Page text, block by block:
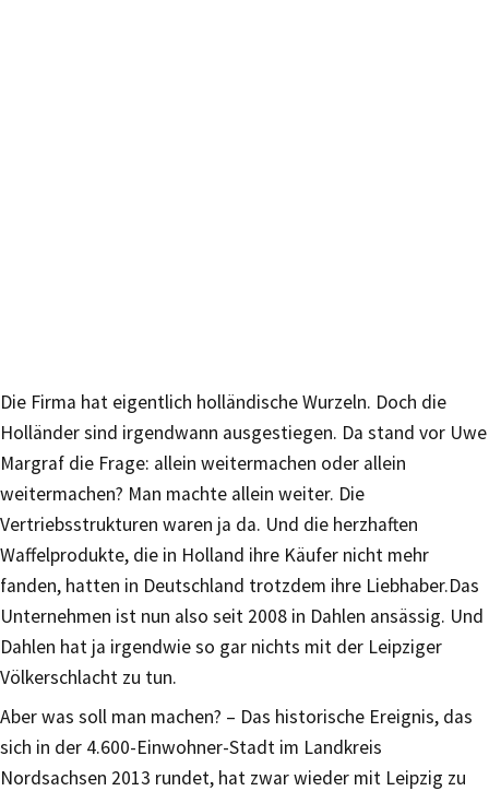
Die Firma hat eigentlich holländische Wurzeln. Doch die
Holländer sind irgendwann ausgestiegen. Da stand vor Uwe
Margraf die Frage: allein weitermachen oder allein
weitermachen? Man machte allein weiter. Die
Vertriebsstrukturen waren ja da. Und die herzhaften
Waffelprodukte, die in Holland ihre Käufer nicht mehr
fanden, hatten in Deutschland trotzdem ihre Liebhaber.Das
Unternehmen ist nun also seit 2008 in Dahlen ansässig. Und
Dahlen hat ja irgendwie so gar nichts mit der Leipziger
Völkerschlacht zu tun.
Aber was soll man machen? – Das historische Ereignis, das
sich in der 4.600-Einwohner-Stadt im Landkreis
Nordsachsen 2013 rundet, hat zwar wieder mit Leipzig zu